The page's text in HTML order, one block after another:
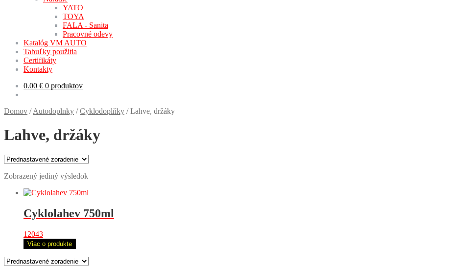
YATO
TOYA
FALA - Sanita
Pracovné odevy
Katalóg VM AUTO
Tabuľky použitia
Certifikáty
Kontakty
0.00 € 0 produktov
Domov /Autodoplnky /Cyklodoplňky /Lahve, držáky
Lahve, držáky
Zobrazený jediný výsledok
Cyklolahev 750ml
12043
Viac o produkte